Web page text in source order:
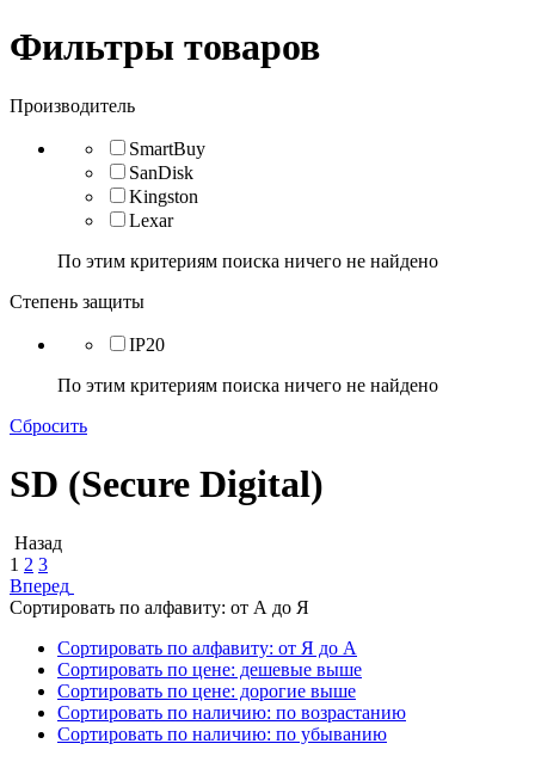
Фильтры товаров
Производитель
SmartBuy
SanDisk
Kingston
Lexar
По этим критериям поиска ничего не найдено
Степень защиты
IP20
По этим критериям поиска ничего не найдено
Сбросить
SD (Secure Digital)
Назад
1 2 3
Вперед
Сортировать по алфавиту: от А до Я
Сортировать по алфавиту: от Я до А
Сортировать по цене: дешевые выше
Сортировать по цене: дорогие выше
Сортировать по наличию: по возрастанию
Сортировать по наличию: по убыванию